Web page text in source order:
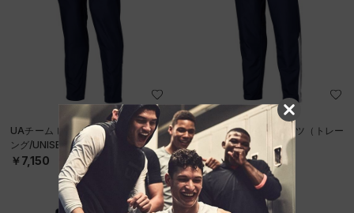
UAチーム ピステ パンツ（トレーニ
ング/UNISEX）
￥7,150
UAチーム サーマル パンツ（トレー
ニング/UNISEX）
￥11,000